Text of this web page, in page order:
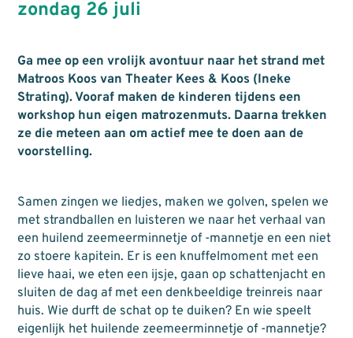
zondag 26 juli
Ga mee op een vrolijk avontuur naar het strand met
Matroos Koos van Theater Kees & Koos (Ineke
Strating). Vooraf maken de kinderen tijdens een
workshop hun eigen matrozenmuts. Daarna trekken
ze die meteen aan om actief mee te doen aan de
voorstelling.
Samen zingen we liedjes, maken we golven, spelen we
met strandballen en luisteren we naar het verhaal van
een huilend zeemeerminnetje of -mannetje en een niet
zo stoere kapitein. Er is een knuffelmoment met een
lieve haai, we eten een ijsje, gaan op schattenjacht en
sluiten de dag af met een denkbeeldige treinreis naar
huis. Wie durft de schat op te duiken? En wie speelt
eigenlijk het huilende zeemeerminnetje of -mannetje?